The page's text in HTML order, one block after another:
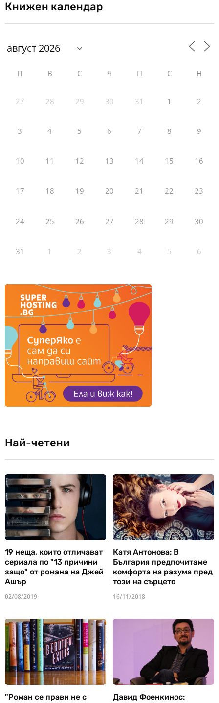
Книжен календар
П В С Ч П С Н
27 28 29 30 31 1 2
3 4 5 6 7 8 9
10 11 12 13 14 15 16
17 18 19 20 21 22 23
24 25 26 27 28 29 30
31 1 2 3 4 5 6
Най-четени
19 неща, които отличават
сериала по "13 причини
защо" от романа на Джей
Ашър
02/08/2019
Катя Антонова: В
България предпочитаме
комфорта на разума пред
този на сърцето
16/11/2018
"Роман се прави не с
Давид Фоенкинос: